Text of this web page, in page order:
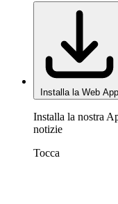
Installa la Web App
Installa la nostra
notizie
Tocca